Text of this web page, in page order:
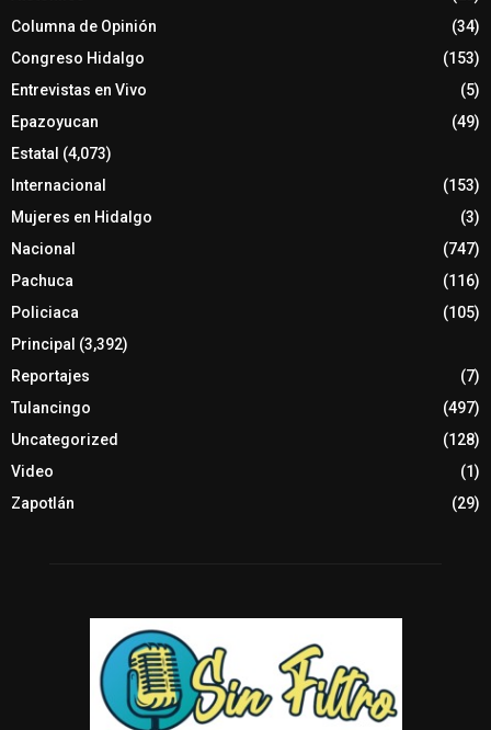
Columna de Opinión
(34)
Congreso Hidalgo
(153)
Entrevistas en Vivo
(5)
Epazoyucan
(49)
Estatal (4,073)
Internacional
(153)
Mujeres en Hidalgo
(3)
Nacional
(747)
Pachuca
(116)
Policiaca
(105)
Principal (3,392)
Reportajes
(7)
Tulancingo
(497)
Uncategorized
(128)
Video
(1)
Zapotlán
(29)